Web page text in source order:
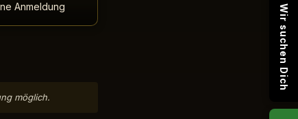
Anmeldung
möglich.
Wir suchen Dich